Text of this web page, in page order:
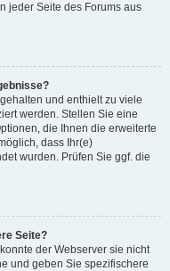
jeder Seite des Forums aus
und enthielt zu viele
werden. Stellen Sie eine
die Ihnen die erweiterte
dass Ihr(e)
wurden. Prüfen Sie ggf. die
Seite?
der Webserver sie nicht
und geben Sie spezifischere